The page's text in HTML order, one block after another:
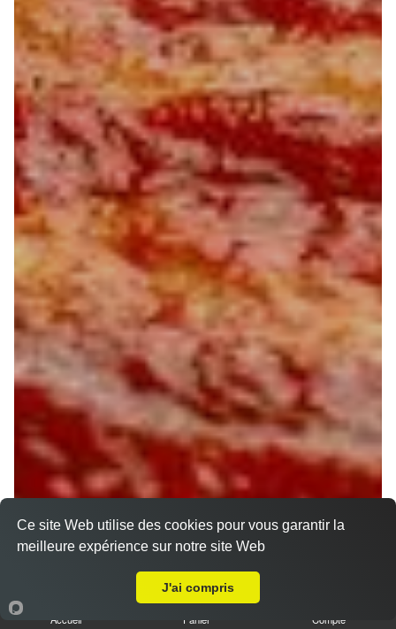
Accueil Panier Compte
Ce site Web utilise des cookies pour vous garantir la
meilleure expérience sur notre site Web
J'ai compris